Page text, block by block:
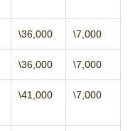
\36,000 \7,000
\36,000 \7,000
\41,000 \7,000